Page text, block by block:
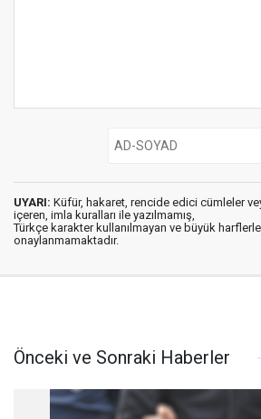
UYARI: Küfür, hakaret, rencide edici cümleler
içeren, imla kuralları ile yazılmamış,
Türkçe karakter kullanılmayan ve büyük
onaylanmamaktadır.
Önceki ve Sonraki Haberler